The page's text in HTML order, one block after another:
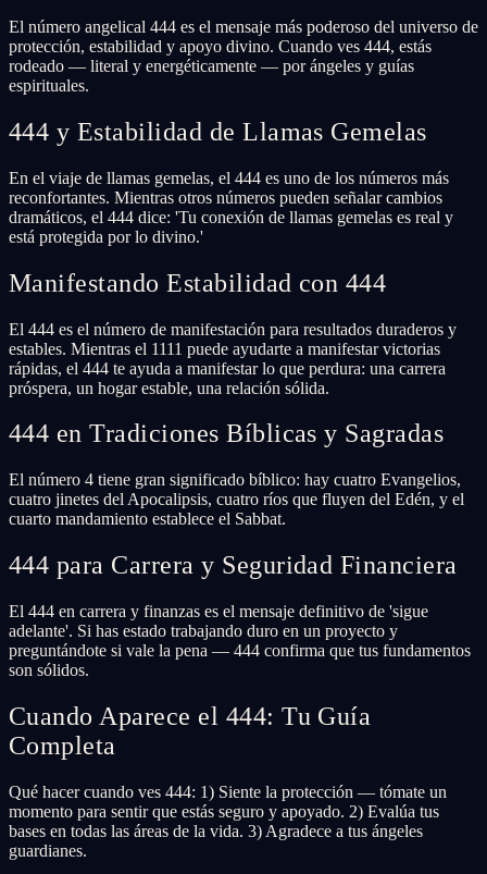
El número angelical 444 es el mensaje más poderoso del universo de
protección, estabilidad y apoyo divino. Cuando ves 444, estás
rodeado — literal y energéticamente — por ángeles y guías
espirituales.
444 y Estabilidad de Llamas Gemelas
En el viaje de llamas gemelas, el 444 es uno de los números más
reconfortantes. Mientras otros números pueden señalar cambios
dramáticos, el 444 dice: 'Tu conexión de llamas gemelas es real y
está protegida por lo divino.'
Manifestando Estabilidad con 444
El 444 es el número de manifestación para resultados duraderos y
estables. Mientras el 1111 puede ayudarte a manifestar victorias
rápidas, el 444 te ayuda a manifestar lo que perdura: una carrera
próspera, un hogar estable, una relación sólida.
444 en Tradiciones Bíblicas y Sagradas
El número 4 tiene gran significado bíblico: hay cuatro Evangelios,
cuatro jinetes del Apocalipsis, cuatro ríos que fluyen del Edén, y el
cuarto mandamiento establece el Sabbat.
444 para Carrera y Seguridad Financiera
El 444 en carrera y finanzas es el mensaje definitivo de 'sigue
adelante'. Si has estado trabajando duro en un proyecto y
preguntándote si vale la pena — 444 confirma que tus fundamentos
son sólidos.
Cuando Aparece el 444: Tu Guía
Completa
Qué hacer cuando ves 444: 1) Siente la protección — tómate un
momento para sentir que estás seguro y apoyado. 2) Evalúa tus
bases en todas las áreas de la vida. 3) Agradece a tus ángeles
guardianes.